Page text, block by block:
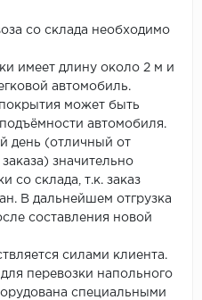
со склада необходимо
имеет длину около 2 м и
автомобиль.
может быть
автомобиля.
день (отличный от
значительно
со склада, т.к. заказ
В дальнейшем отгрузка
составления новой
силами клиента.
перевозки напольного
специальными